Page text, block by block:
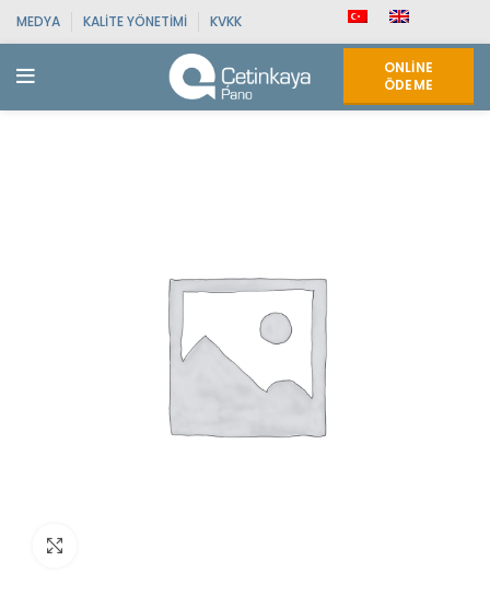
MEDYA KALITE YÖNETIMI KVKK
ONLINE
ÖDEME